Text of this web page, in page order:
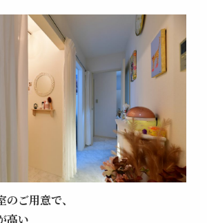
ご用意で、
高い